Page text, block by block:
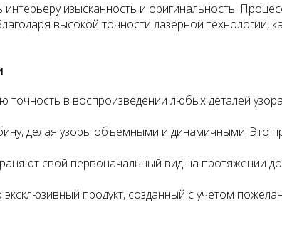
изысканность и оригинальность.
высокой точности лазерной технологии,
точность в воспроизведении любых деталей
делая узоры объемными и динамичными. Это
свой первоначальный вид на протяжении
продукт, созданный с учетом